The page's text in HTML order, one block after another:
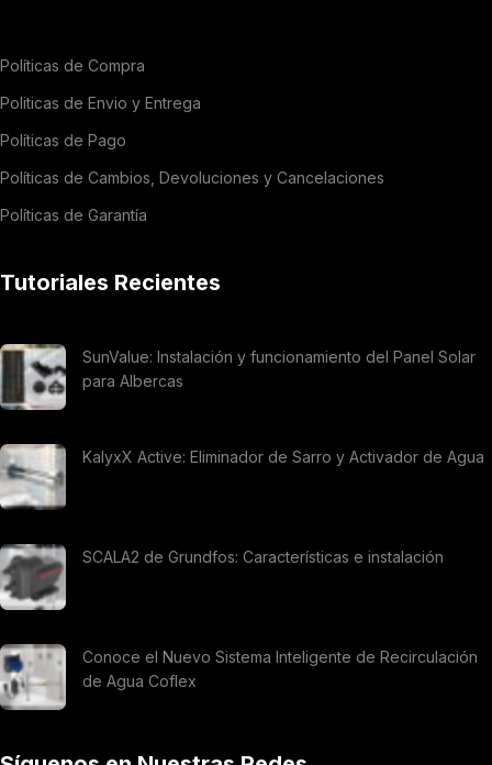
Políticas de Compra
Politicas de Envio y Entrega
Políticas de Pago
Políticas de Cambios, Devoluciones y Cancelaciones
Políticas de Garantía
Tutoriales Recientes
SunValue: Instalación y funcionamiento del Panel Solar
para Albercas
KalyxX Active: Eliminador de Sarro y Activador de Agua
SCALA2 de Grundfos: Características e instalación
Conoce el Nuevo Sistema Inteligente de Recirculación
de Agua Coflex